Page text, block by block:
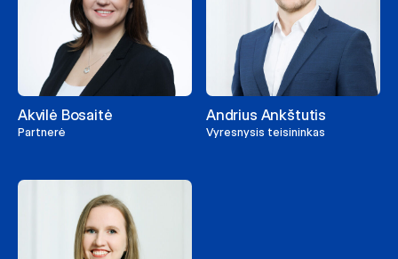
Akvilė Bosaitė
Partnerė
Andrius Ankštutis
Vyresnysis teisininkas